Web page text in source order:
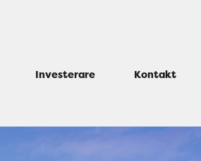
Investerare Kontakt